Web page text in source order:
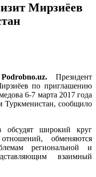
Мирзиёев
Президент
по приглашению
6-7 марта 2017 года
Туркменистан, сообщило
обсудят широкий круг
отношений, обменяются
региональной и
взаимный